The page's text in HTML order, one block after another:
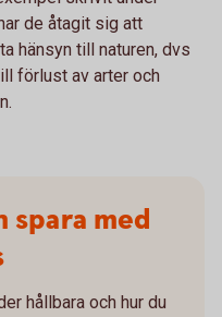
de åtagit sig att
hänsyn till naturen, dvs
förlust av arter och
spara med
hållbara och hur du